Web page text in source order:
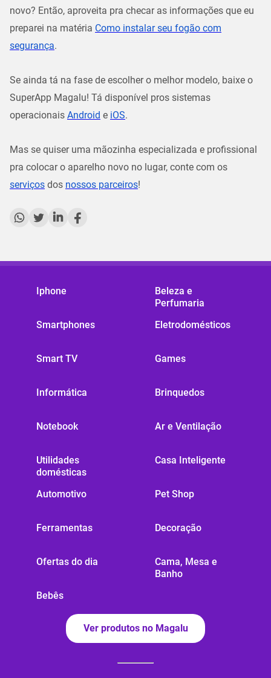
novo? Então, aproveita pra checar as informações que eu
preparei na matéria Como instalar seu fogão com
segurança.
Se ainda tá na fase de escolher o melhor modelo, baixe o
SuperApp Magalu! Tá disponível pros sistemas
operacionais Android e iOS.
Mas se quiser uma mãozinha especializada e profissional
pra colocar o aparelho novo no lugar, conte com os
serviços dos nossos parceiros!
Iphone
Smartphones
Smart TV
Informática
Notebook
Utilidades
domésticas
Automotivo
Ferramentas
Ofertas do dia
Bebês
Beleza e
Perfumaria
Eletrodomésticos
Games
Brinquedos
Ar e Ventilação
Casa Inteligente
Pet Shop
Decoração
Cama, Mesa e
Banho
Ver produtos no Magalu